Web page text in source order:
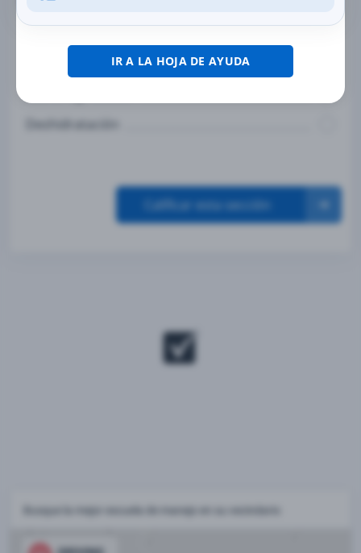
Quemaduras del viento
Deshidratación
Calificar esta sección
IR A LA HOJA DE AYUDA